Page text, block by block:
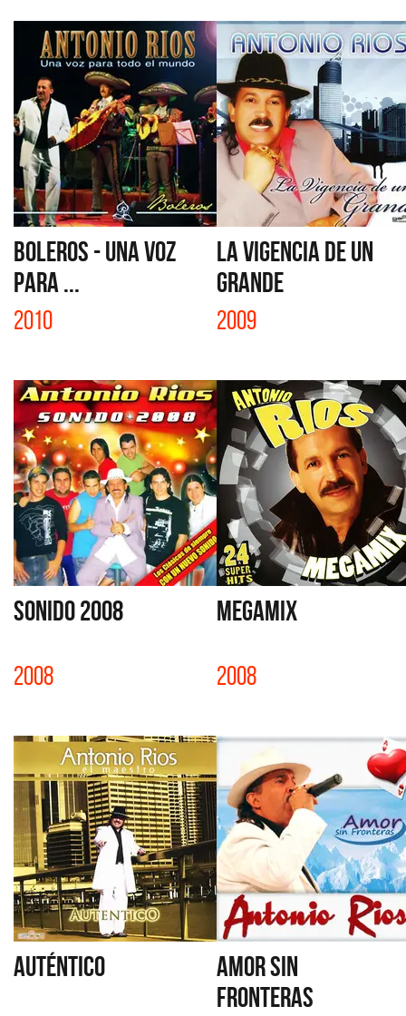
BOLEROS - UNA VOZ
PARA ...
2010
LA VIGENCIA DE UN
GRANDE
2009
SONIDO 2008
2008
MEGAMIX
2008
AUTÉNTICO
AMOR SIN
FRONTERAS